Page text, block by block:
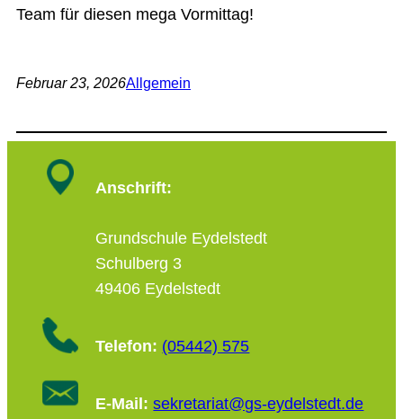
Team für diesen mega Vormittag!
Februar 23, 2026Allgemein
Anschrift:
Grundschule Eydelstedt
Schulberg 3
49406 Eydelstedt
Telefon: (05442) 575
E-Mail: sekretariat@gs-eydelstedt.de